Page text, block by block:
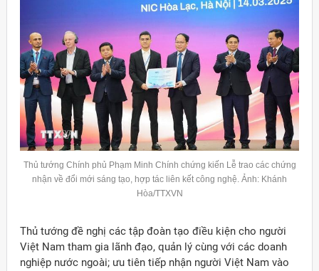
Thủ tướng Chính phủ Phạm Minh Chính chứng kiến Lễ trao các chứng
nhận về đổi mới sáng tạo, hợp tác liên kết công nghệ. Ảnh: Khánh
Hòa/TTXVN
Thủ tướng đề nghị các tập đoàn tạo điều kiện cho người
Việt Nam tham gia lãnh đạo, quản lý cùng với các doanh
nghiệp nước ngoài; ưu tiên tiếp nhận người Việt Nam vào